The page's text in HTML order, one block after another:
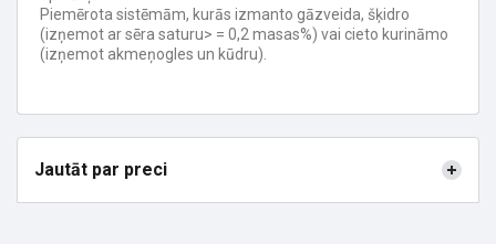
Piemērota sistēmām, kurās izmanto gāzveida, šķidro
(izņemot ar sēra saturu> = 0,2 masas%) vai cieto kurināmo
(izņemot akmeņogles un kūdru).
Jautāt par preci